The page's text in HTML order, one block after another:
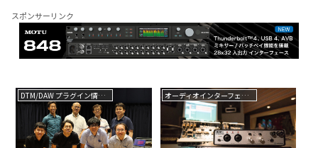
スポンサーリンク
DTM/DAW プラグイン情報（VST AU AAX） オーディオインターフェイス